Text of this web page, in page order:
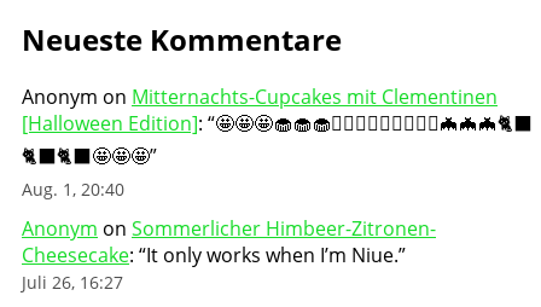
Neueste Kommentare
Anonym on Mitternachts-Cupcakes mit Clementinen
[Halloween Edition]: “🤩🤩🤩🧁🧁🧁🧛🏻‍♀️🧛🏻‍♀️🧛🏻‍♀️🦇🦇🦇🐈‍⬛
🐈‍⬛🐈‍⬛🤩🤩🤩”
Aug. 1, 20:40
Anonym on Sommerlicher Himbeer-Zitronen-
Cheesecake: “It only works when I’m Niue.”
Juli 26, 16:27